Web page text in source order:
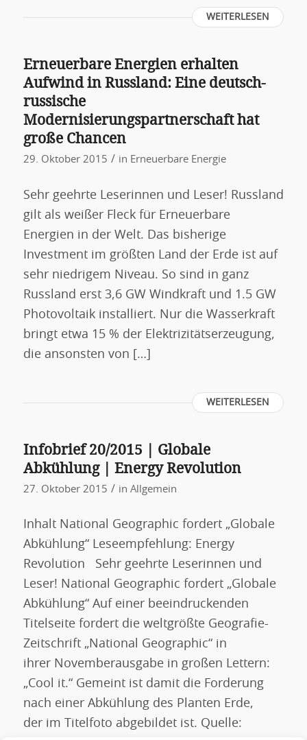
WEITERLESEN
Erneuerbare Energien erhalten
Aufwind in Russland: Eine deutsch-
russische
Modernisierungspartnerschaft hat
große Chancen
29. Oktober 2015 / in Erneuerbare Energie
Sehr geehrte Leserinnen und Leser! Russland
gilt als weißer Fleck für Erneuerbare
Energien in der Welt. Das bisherige
Investment im größten Land der Erde ist auf
sehr niedrigem Niveau. So sind in ganz
Russland erst 3,6 GW Windkraft und 1.5 GW
Photovoltaik installiert. Nur die Wasserkraft
bringt etwa 15 % der Elektrizitätserzeugung,
die ansonsten von […]
WEITERLESEN
Infobrief 20/2015 | Globale
Abkühlung | Energy Revolution
27. Oktober 2015 / in Allgemein
Inhalt National Geographic fordert „Globale
Abkühlung“ Leseempfehlung: Energy
Revolution Sehr geehrte Leserinnen und
Leser! National Geographic fordert „Globale
Abkühlung“ Auf einer beeindruckenden
Titelseite fordert die weltgrößte Geografie-
Zeitschrift „National Geographic“ in
ihrer Novemberausgabe in großen Lettern:
„Cool it.“ Gemeint ist damit die Forderung
nach einer Abkühlung des Planten Erde,
der im Titelfoto abgebildet ist. Quelle: